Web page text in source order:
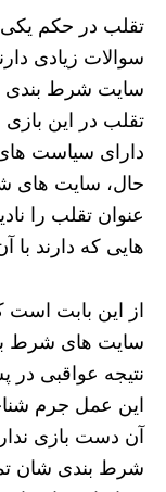
تقلب در حکم یکی
سوالات زیادی
سایت شرط بندی
تقلب در این
دارای سیاست
حال، سایت های
عنوان تقلب را
هایی که دارند با
از این بابت
سایت های شرط
نتیجه عواقبی در
این عمل جرم
آن دست بازی
شرط بندی شان